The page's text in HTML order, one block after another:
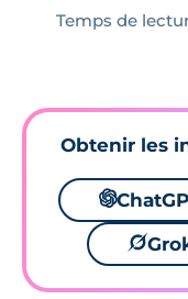
Temps de
Obtenir les
🌌
🪐